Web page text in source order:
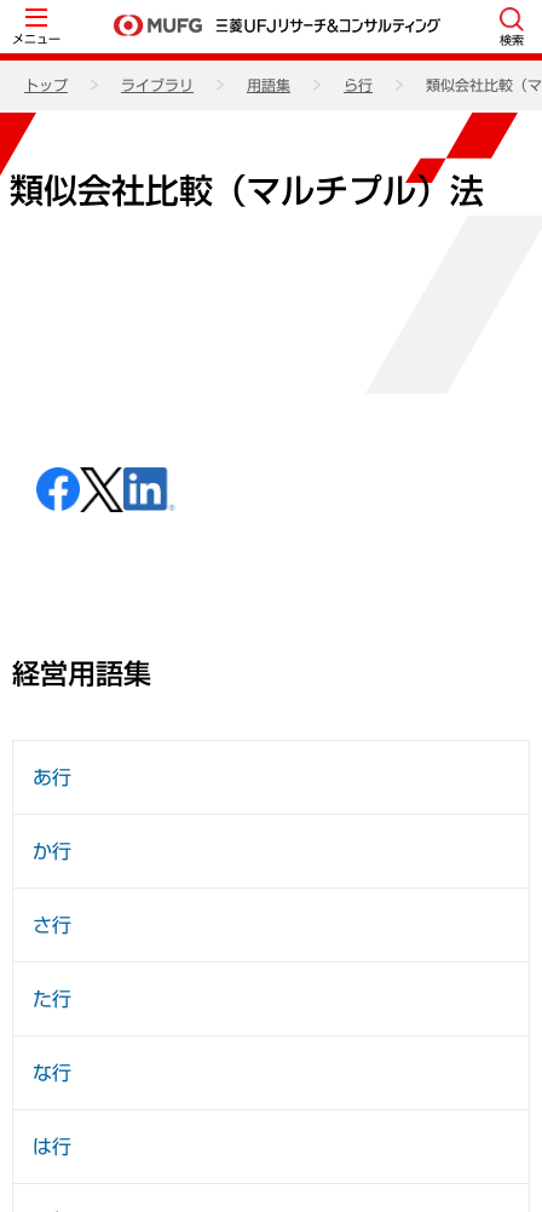
メニュー 検索
トップ ライブラリ 用語集 ら行 類似会社比較（
類似会社比較（マルチプル）法
経営用語集
あ行
か行
さ行
た行
な行
は行